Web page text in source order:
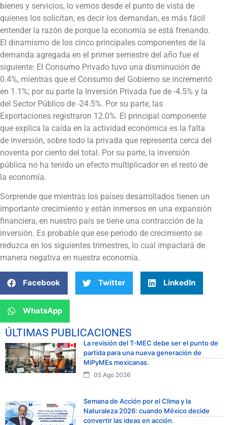
bienes y servicios, lo vemos desde el punto de vista de
quienes los solicitan, es decir los demandan, es más fácil
entender la razón de porque la economía se está frenando.
El dinamismo de los cinco principales componentes de la
demanda agregada en el primer semestre del año fue el
siguiente: El Consumo Privado tuvo una disminución de
0.4%, mientras que el Consumo del Gobierno se incrementó
en 1.1%; por su parte la Inversión Privada fue de -4.5% y la
del Sector Público de -24.5%. Por su parte, las
Exportaciones registraron 12.0%. El principal componente
que explica la caída en la actividad económica es la falta
de inversión, sobre todo la privada que representa cerca del
noventa por ciento del total. Por su parte, la inversión
pública no ha tenido un efecto multiplicador en el resto de
la economía.
Sorprende que mientras los países desarrollados tienen un
importante crecimiento y están inmersos en una expansión
financiera, en nuestro país se tiene una contracción de la
inversión. Es probable que ese periodo de crecimiento se
reduzca en los siguientes trimestres, lo cual impactará de
manera negativa en nuestra economía.
Facebook Twitter LinkedIn
WhatsApp
ÚLTIMAS PUBLICACIONES
La revisión del T-MEC debe ser el punto de
partida para una nueva generación de
MiPyMEs mexicanas.
05 Ago 2026
Semana de Acción por el Clima y la
Naturaleza 2026: cuando México decide
convertir las ideas en acción.